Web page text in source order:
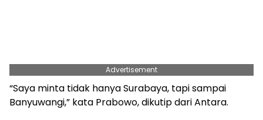
Advertisement
“Saya minta tidak hanya Surabaya, tapi sampai
Banyuwangi,” kata Prabowo, dikutip dari Antara.